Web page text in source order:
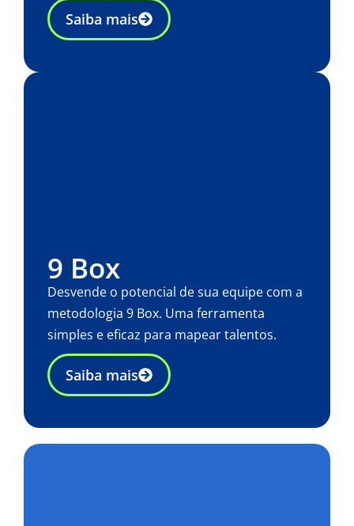
Saiba mais
9 Box
Desvende o potencial de sua equipe com a
metodologia 9 Box. Uma ferramenta
simples e eficaz para mapear talentos.
Saiba mais